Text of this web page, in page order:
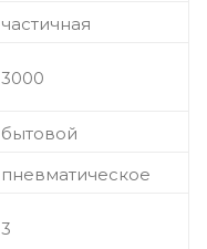
частичная
3000
бытовой
пневматическое
3